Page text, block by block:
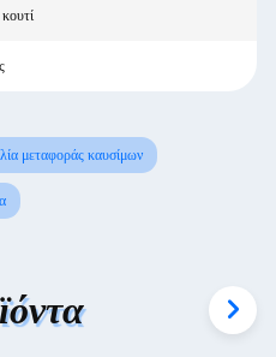
μεταφοράς καυσίμων